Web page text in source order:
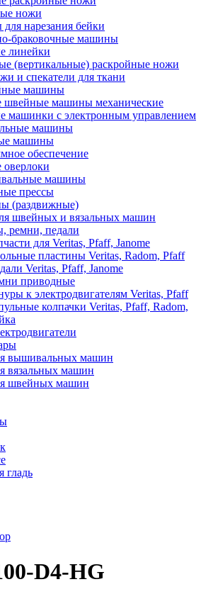
ножи
нарезания бейки
браковочные машины
линейки
(вертикальные) раскройные ножи
и спекатели для ткани
машины
швейные машины механические
машинки с электронным управлением
машины
машины
обеспечение
машины
прессы
(раздвижные)
швейных и вязальных машин
ремни, педали
для Veritas, Pfaff, Janome
пластины Veritas, Radom, Pfaff
Veritas, Pfaff, Janome
приводные
к электродвигателям Veritas, Pfaff
колпачки Veritas, Pfaff, Radom,
вышивальных машин
вязальных машин
швейных машин
гладь
D4-HG